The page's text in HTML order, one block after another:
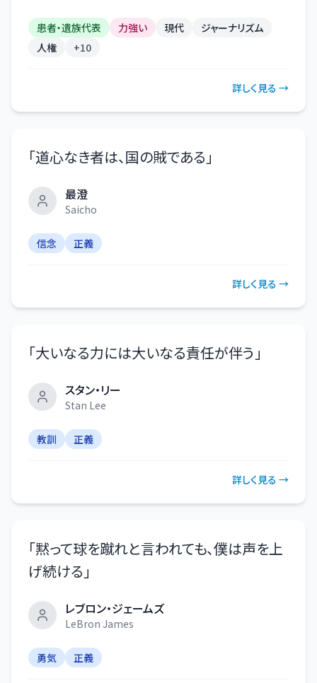
患者・遺族代表 力強い 現代
ジャーナリズム
人権
+10
詳しく見る →
「道心なき者は、国の賊である 」
最澄
Saicho
信念 正義
詳しく見る →
「大いなる力には大いなる責任が伴う 」
スタン・リー
Stan Lee
教訓 正義
詳しく見る →
「黙って球を蹴れと言われても、僕は声を上
げ続ける 」
レブロン・ジェームズ
LeBron James
勇気 正義